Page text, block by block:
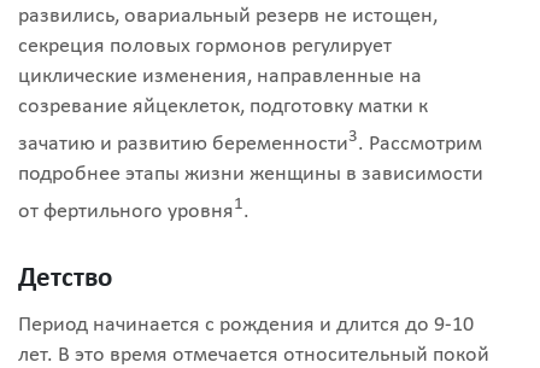
развились, овариальный резерв не истощен,
секреция половых гормонов регулирует
циклические изменения, направленные на
созревание яйцеклеток, подготовку матки к
зачатию и развитию беременности3. Рассмотрим
подробнее этапы жизни женщины в зависимости
от фертильного уровня1.
Детство
Период начинается с рождения и длится до 9-10
лет. В это время отмечается относительный покой